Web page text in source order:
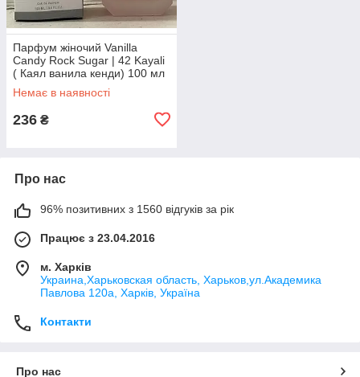
Парфум жіночий Vanilla
Candy Rock Sugar | 42 Kayali
( Каял ванила кенди) 100 мл
Немає в наявності
236 ₴
Про нас
96% позитивних з 1560 відгуків за рік
Працює з 23.04.2016
м. Харків
Украина,Харьковская область, Харьков,ул.Академика
Павлова 120а, Харків, Україна
Контакти
Про нас